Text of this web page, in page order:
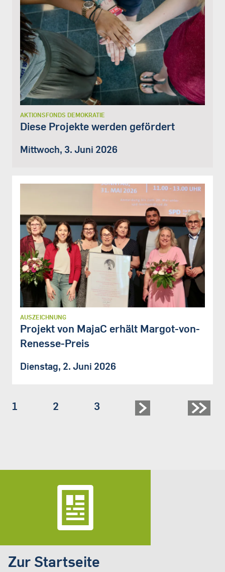
AKTIONSFONDS DEMOKRATIE
Diese Projekte werden gefördert
Mittwoch, 3. Juni 2026
AUSZEICHNUNG
Projekt von MajaC erhält Margot-von-
Renesse-Preis
Dienstag, 2. Juni 2026
Seite
1 Seite
2 Seite
3
Zur Startseite